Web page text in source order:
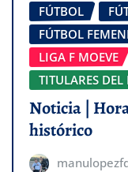
FÚTBOL
FÚTBOL
LIGA F MOEVE
TITULARES
Noticia |
histórico